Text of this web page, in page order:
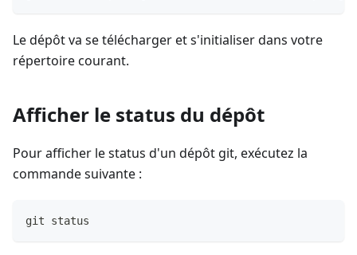
Le dépôt va se télécharger et s'initialiser dans votre
répertoire courant.
Afficher le status du dépôt
Pour afficher le status d'un dépôt git, exécutez la
commande suivante :
git status